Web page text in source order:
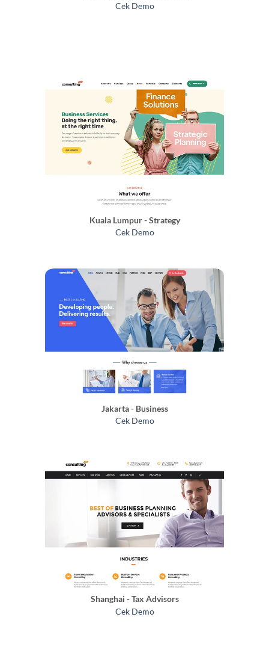
Cek Demo
Kuala Lumpur - Strategy
Cek Demo
Jakarta - Business
Cek Demo
Shanghai - Tax Advisors
Cek Demo